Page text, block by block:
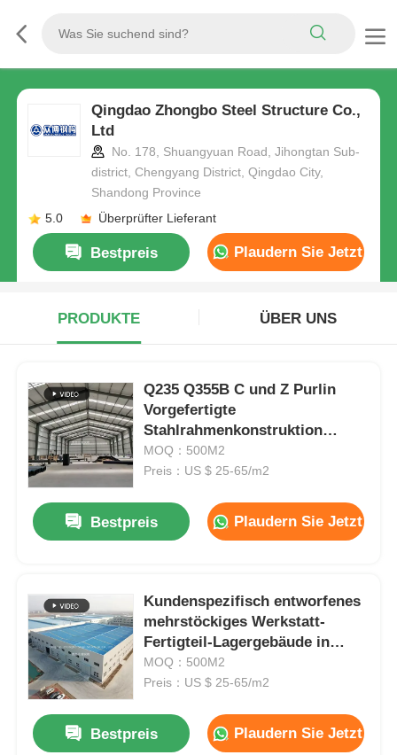
Qingdao Zhongbo Steel Structure Co.,
Ltd
No. 178, Shuangyuan Road, Jihongtan Sub-
district, Chengyang District, Qingdao City,
Shandong Province
5.0
Überprüfter Lieferant
Bestpreis Plaudern Sie Jetzt
PRODUKTE ÜBER UNS
Q235 Q355B C und Z Purlin
Vorgefertigte
Stahlrahmenkonstruktion
Vorgefertigte Lagerung Garage
MOQ：500M2
Preis：US $ 25-65/m2
Bestpreis Plaudern Sie Jetzt
Kundenspezifisch entworfenes
mehrstöckiges Werkstatt-
Fertigteil-Lagergebäude in
Stahlkonstruktion (OEM)
MOQ：500M2
Preis：US $ 25-65/m2
Bestpreis Plaudern Sie Jetzt